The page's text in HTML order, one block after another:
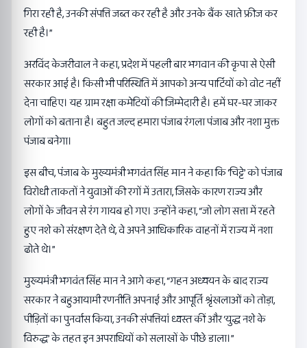
गिरा रही है, उनकी संपत्ति जब्त कर रही है और उनके बैंक खाते फ्रीज कर
रही है।”
अरविंद केजरीवाल ने कहा, प्रदेश में पहली बार भगवान की कृपा से ऐसी
सरकार आई है। किसी भी परिस्थिति में आपको अन्य पार्टियों को वोट नहीं
देना चाहिए। यह ग्राम रक्षा कमेटियों की जिम्मेदारी है। हमें घर-घर जाकर
लोगों को बताना है। बहुत जल्द हमारा पंजाब रंगला पंजाब और नशा मुक्त
पंजाब बनेगा।
इस बीच, पंजाब के मुख्यमंत्री भगवंत सिंह मान ने कहा कि ‘चिट्टे’ को पंजाब
विरोधी ताकतों ने युवाओं की रगों में उतारा, जिसके कारण राज्य और
लोगों के जीवन से रंग गायब हो गए। उन्होंने कहा, “जो लोग सत्ता में रहते
हुए नशे को संरक्षण देते थे, वे अपने आधिकारिक वाहनों में राज्य में नशा
ढोते थे।”
मुख्यमंत्री भगवंत सिंह मान ने आगे कहा, “गहन अध्ययन के बाद राज्य
सरकार ने बहुआयामी रणनीति अपनाई और आपूर्ति श्रृंखलाओं को तोड़ा,
पीड़ितों का पुनर्वास किया, उनकी संपत्तियां ध्वस्त कीं और ‘युद्ध नशे के
विरुद्ध’ के तहत इन अपराधियों को सलाखों के पीछे डाला।”